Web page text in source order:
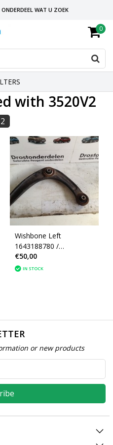
WAT U ZOEK
VERZONDEN
PEUGEOT
0
with 3520V2
2
Wishbone Left
1643188780 /
1610938080 Peugeot
3008 (3520V2)
€50,00
IN STOCK
or new products